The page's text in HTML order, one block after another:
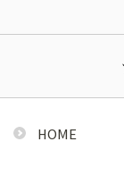
HOME